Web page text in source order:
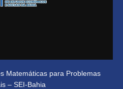
Matemáticas para Problemas
– SEI-Bahia